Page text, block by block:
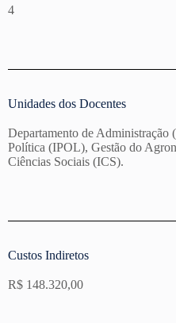
4
Unidades dos Docentes
Departamento de
Política (IPOL), Gestão do
Ciências Sociais (ICS).
Custos Indiretos
R$ 148.320,00